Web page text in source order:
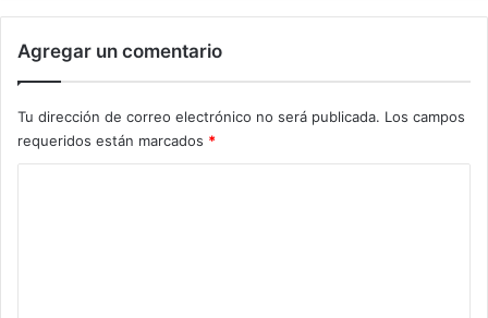
Agregar un comentario
Tu dirección de correo electrónico no será publicada. Los campos
requeridos están marcados *